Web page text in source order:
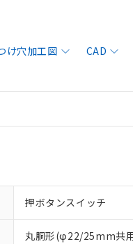
け穴加工図 CAD
押ボタンスイッチ
丸胴形(φ22/25mm共